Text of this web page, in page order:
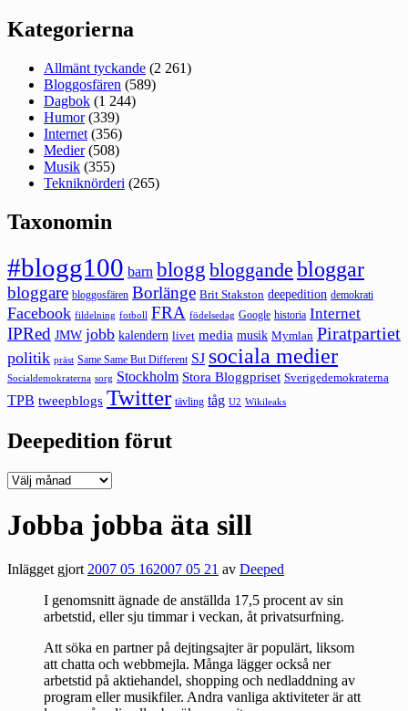
Kategorierna
Allmänt tyckande (2 261)
Bloggosfären (589)
Dagbok (1 244)
Humor(339)
Internet (356)
Medier(508)
Musik (355)
Tekniknörderi (265)
Taxonomin
#blogg100 barn blogg bloggande bloggar
bloggare bloggosfären Borlänge Brit Stakston deepedition demokrati
Facebook fildelning fotboll FRA födelsedag Google historia Internet
IPRed JMW jobb kalendern livet media musik Mymlan Piratpartiet
politik präst Same Same But Different SJ sociala medier
Socialdemokraterna sorg Stockholm Stora Bloggpriset Sverigedemokraterna
TPB tweepblogs Twitter tävling tåg U2 Wikileaks
Deepedition förut
Deepedition
Jobba jobba äta sill
Inlägget gjort2007 05 162007 05 21 av Deeped
I genomsnitt ägnade de anställda 17,5 procent av sin
arbetstid, eller sju timmar i veckan, åt privatsurfning.
Att söka en partner på dejtingsajter är populärt, liksom
att chatta och webbmejla. Många lägger också ner
arbetstid på aktiehandel, shopping och nedladdning av
program eller musikfiler. Andra vanliga aktiviteter är att